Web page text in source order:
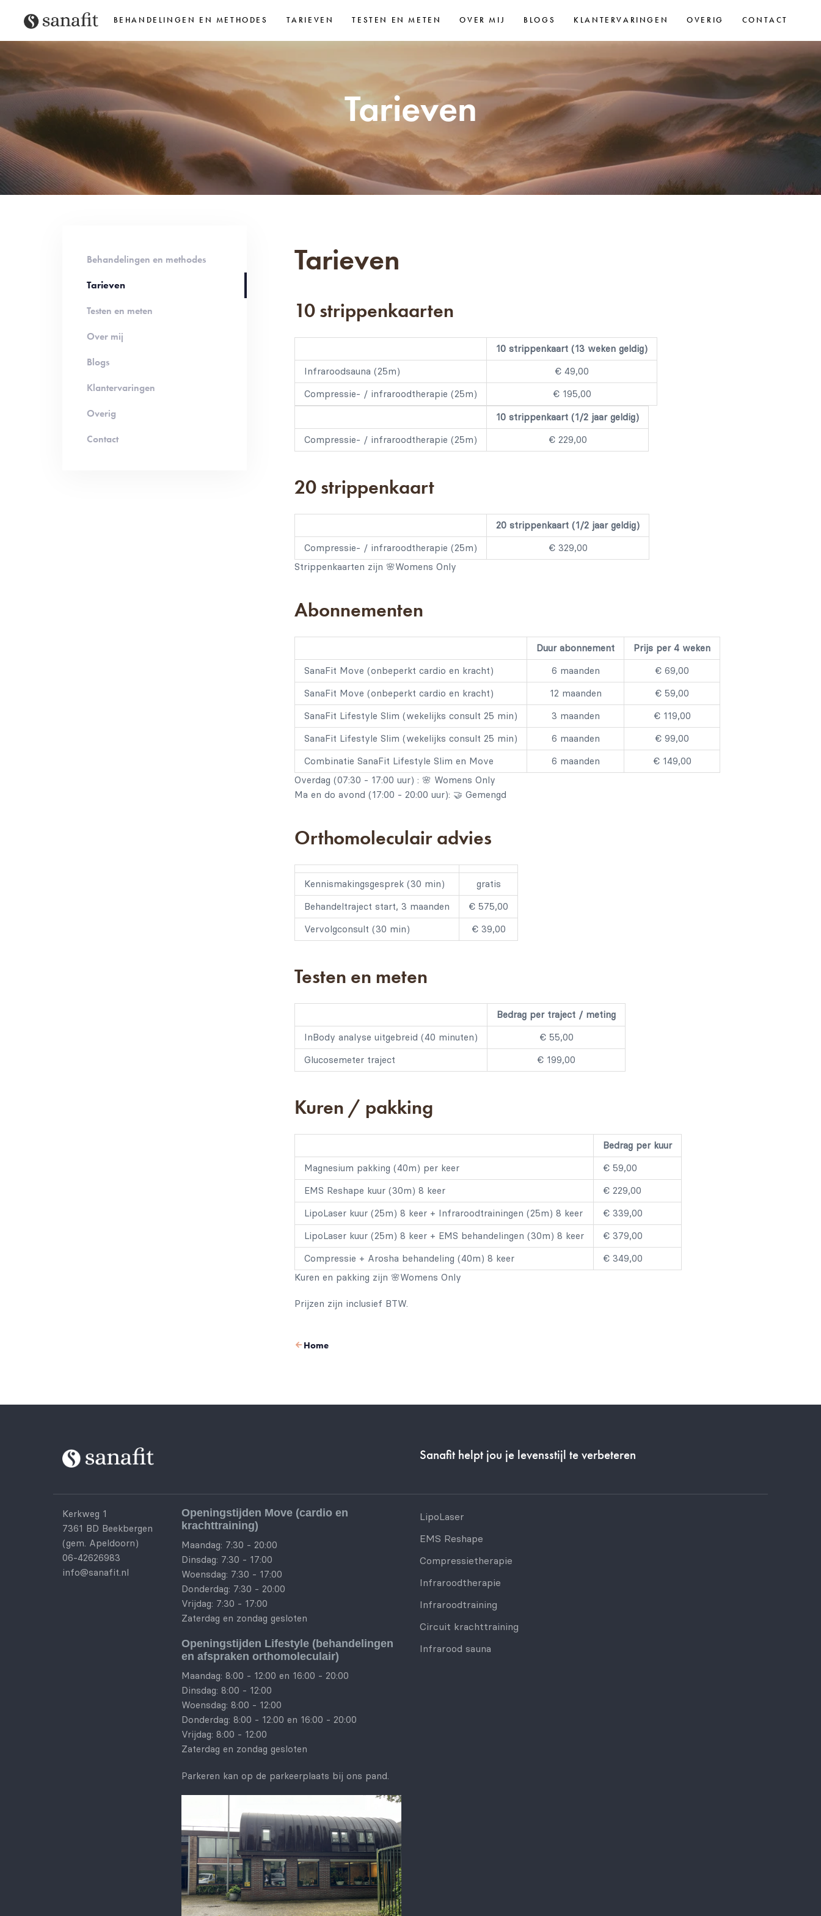
BEHANDELINGEN EN METHODES TARIEVEN TESTEN EN METEN OVER MIJ BLOGS KLANTERVARINGEN OVERIG CONTACT
Tarieven
Behandelingen en methodes
Tarieven
Testen en meten
Over mij
Blogs
Klantervaringen
Overig
Contact
Tarieven
10 strippenkaarten
10 strippenkaart (13 weken geldig)
Infraroodsauna (25m)
€ 49,00
Compressie- / infraroodtherapie (25m)
€ 195,00
10 strippenkaart (1/2 jaar geldig)
Compressie- / infraroodtherapie (25m)
€ 229,00
20 strippenkaart
20 strippenkaart (1/2 jaar geldig)
Compressie- / infraroodtherapie (25m)
€ 329,00
Strippenkaarten zijn 🌸Womens Only
Abonnementen
Duur abonnement
Prijs per 4 weken
SanaFit Move (onbeperkt cardio en kracht)
6 maanden
€ 69,00
SanaFit Move (onbeperkt cardio en kracht)
12 maanden
€ 59,00
SanaFit Lifestyle Slim (wekelijks consult 25 min)
3 maanden
€ 119,00
SanaFit Lifestyle Slim (wekelijks consult 25 min)
6 maanden
€ 99,00
Combinatie SanaFit Lifestyle Slim en Move
6 maanden
€ 149,00
Overdag (07:30 - 17:00 uur) : 🌸 Womens Only
Ma en do avond (17:00 - 20:00 uur): 🤝 Gemengd
Orthomoleculair advies
Kennismakingsgesprek (30 min)
gratis
Behandeltraject start, 3 maanden
€ 575,00
Vervolgconsult (30 min)
€ 39,00
Testen en meten
Bedrag per traject / meting
InBody analyse uitgebreid (40 minuten)
€ 55,00
Glucosemeter traject
€ 199,00
Kuren / pakking
Bedrag per kuur
Magnesium pakking (40m) per keer
€ 59,00
EMS Reshape kuur (30m) 8 keer
€ 229,00
LipoLaser kuur (25m) 8 keer + Infraroodtrainingen (25m) 8 keer
€ 339,00
LipoLaser kuur (25m) 8 keer + EMS behandelingen (30m) 8 keer
€ 379,00
Compressie + Arosha behandeling (40m) 8 keer
€ 349,00
Kuren en pakking zijn 🌸Womens Only
Prijzen zijn inclusief BTW.
Home
Sanafit helpt jou je levensstijl te verbeteren
Kerkweg 1
7361 BD Beekbergen
(gem. Apeldoorn)
06-42626983
info@sanafit.nl
Openingstijden Move (cardio en
krachttraining)
Maandag: 7:30 - 20:00
Dinsdag: 7:30 - 17:00
Woensdag: 7:30 - 17:00
Donderdag: 7:30 - 20:00
Vrijdag: 7:30 - 17:00
Zaterdag en zondag gesloten
Openingstijden Lifestyle (behandelingen
en afspraken orthomoleculair)
Maandag: 8:00 - 12:00 en 16:00 - 20:00
Dinsdag: 8:00 - 12:00
Woensdag: 8:00 - 12:00
Donderdag: 8:00 - 12:00 en 16:00 - 20:00
Vrijdag: 8:00 - 12:00
Zaterdag en zondag gesloten
Parkeren kan op de parkeerplaats bij ons pand.
LipoLaser
EMS Reshape
Compressietherapie
Infraroodtherapie
Infraroodtraining
Circuit krachttraining
Infrarood sauna